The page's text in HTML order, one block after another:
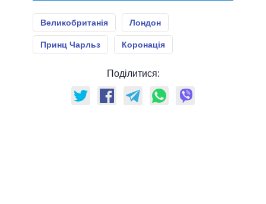
Великобританія Лондон
Принц Чарльз Коронація
Поділитися: